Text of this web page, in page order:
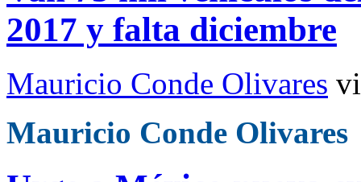
2017 y falta diciembre
Mauricio Conde Olivares
Mauricio Conde Olivares